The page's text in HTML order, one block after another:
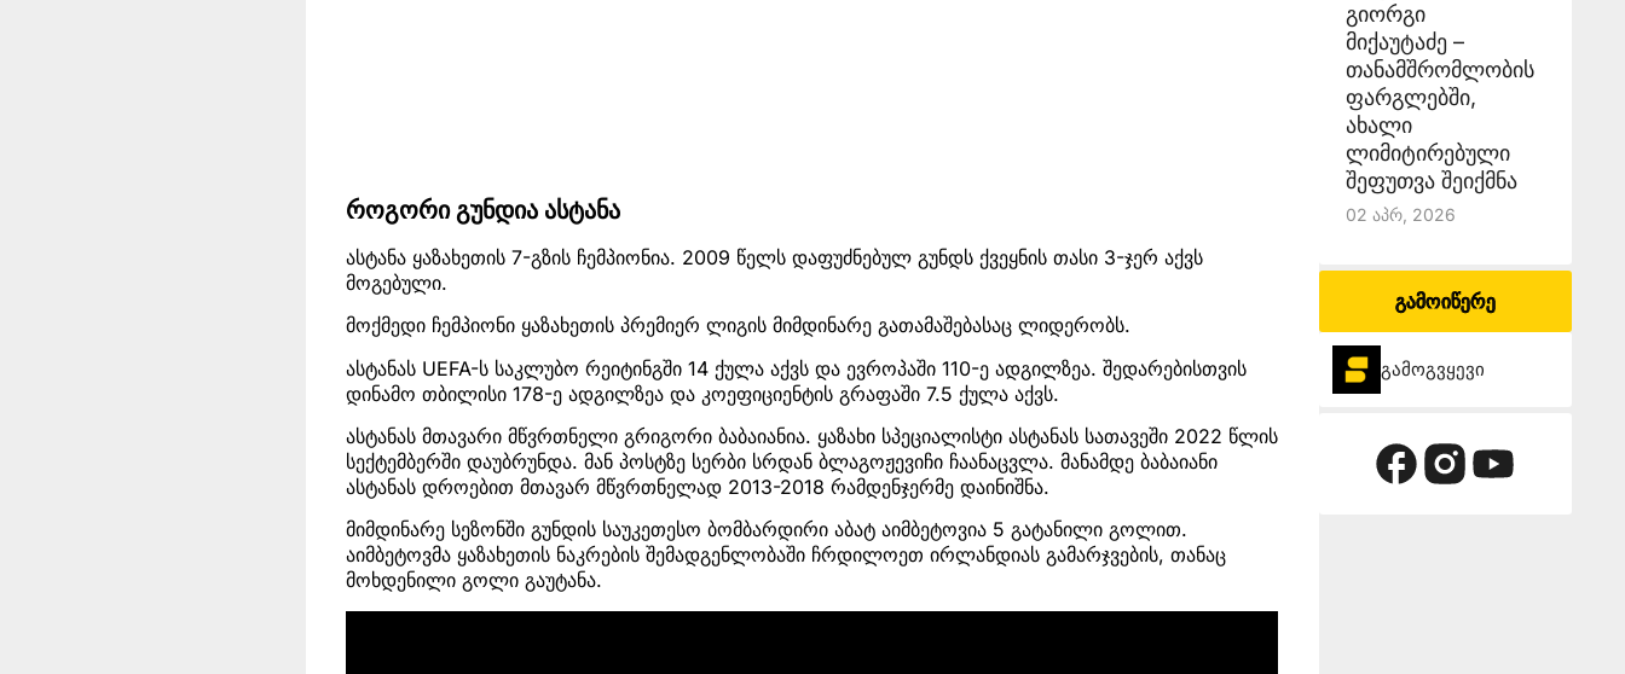
როგორი გუნდია ასტანა
ასტანა ყაზახეთის 7-გზის ჩემპიონია. 2009 წელს დაფუძნებულ გუნდს ქვეყნის თასი 3-ჯერ აქვს
მოგებული.
მოქმედი ჩემპიონი ყაზახეთის პრემიერ ლიგის მიმდინარე გათამაშებასაც ლიდერობს.
ასტანას UEFA-ს საკლუბო რეიტინგში 14 ქულა აქვს და ევროპაში 110-ე ადგილზეა. შედარებისთვის
დინამო თბილისი 178-ე ადგილზეა და კოეფიციენტის გრაფაში 7.5 ქულა აქვს.
ასტანას მთავარი მწვრთნელი გრიგორი ბაბაიანია. ყაზახი სპეციალისტი ასტანას სათავეში 2022 წლის
სექტემბერში დაუბრუნდა. მან პოსტზე სერბი სრდან ბლაგოჟევიჩი ჩაანაცვლა. მანამდე ბაბაიანი
ასტანას დროებით მთავარ მწვრთნელად 2013-2018 რამდენჯერმე დაინიშნა.
მიმდინარე სეზონში გუნდის საუკეთესო ბომბარდირი აბატ აიმბეტოვია 5 გატანილი გოლით.
აიმბეტოვმა ყაზახეთის ნაკრების შემადგენლობაში ჩრდილოეთ ირლანდიას გამარჯვების, თანაც
მოხდენილი გოლი გაუტანა.
გიორგი
მიქაუტაძე –
თანამშრომლობის
ფარგლებში,
ახალი
ლიმიტირებული
შეფუთვა შეიქმნა
02 Აპრ, 2026
გამოიწერე
გამოგვყევი